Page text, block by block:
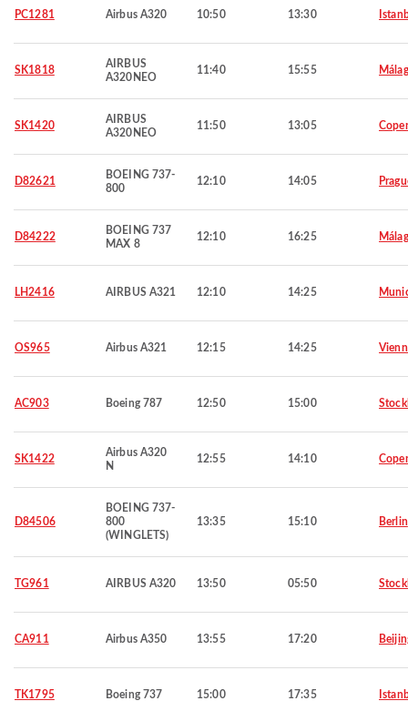
PC1281 Airbus A320 10:50 13:30
SK1818
AIRBUS
A320NEO
11:40 15:55
SK1420
AIRBUS
A320NEO
11:50 13:05
D82621
BOEING 737-
800
12:10 14:05
D84222
BOEING 737
MAX 8
12:10 16:25
LH2416 AIRBUS A321 12:10 14:25
OS965 Airbus A321 12:15 14:25
AC903 Boeing 787 12:50 15:00
SK1422
Airbus A320
N
12:55 14:10
D84506
BOEING 737-
800
(WINGLETS)
13:35 15:10 Berlin
TG961 AIRBUS A320 13:50 05:50
CA911 Airbus A350 13:55 17:20
TK1795 Boeing 737 15:00 17:35